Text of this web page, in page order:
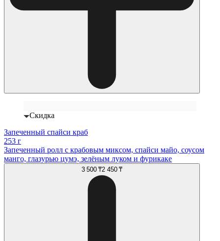
Скидка
Запеченный спайси краб
253 г
Запеченный ролл с крабовым миксом, спайси майо, соусом
манго, глазурью цумэ, зелёным луком и фурикаке
3 500 ₸2 450 ₸